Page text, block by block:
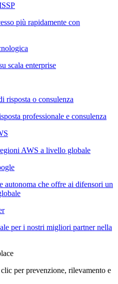
più rapidamente con
scala enterprise
risposta o consulenza
professionale e consulenza
AWS a livello globale
autonoma che offre ai difensori un
per i nostri migliori partner nella
per prevenzione, rilevamento e